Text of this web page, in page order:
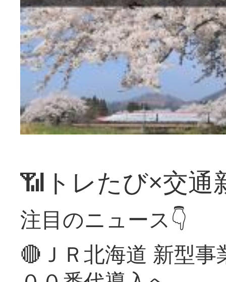
📶トレたび×交通
注目のニュース👇
🔴ＪＲ北海道 新型